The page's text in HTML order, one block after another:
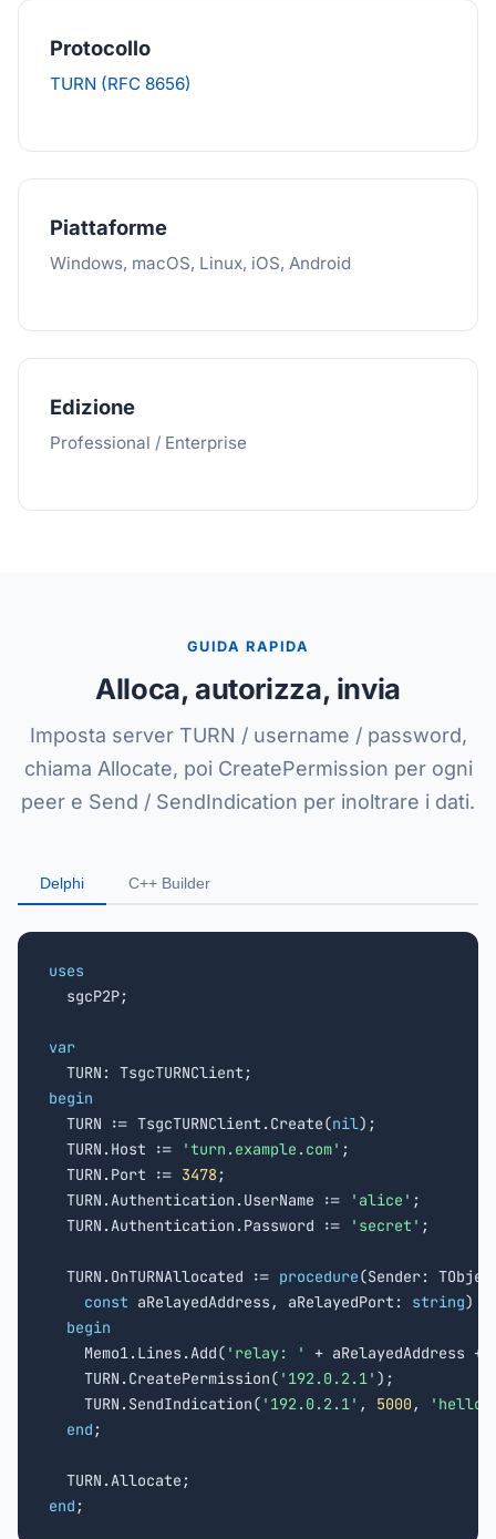
Protocollo
TURN (RFC 8656)
Piattaforme
Windows, macOS, Linux, iOS, Android
Edizione
Professional / Enterprise
GUIDA RAPIDA
Alloca, autorizza, invia
Imposta server TURN / username / password,
chiama Allocate, poi CreatePermission per ogni
peer e Send / SendIndication per inoltrare i dati.
Delphi C++ Builder
uses
sgcP2P;
var
begin
TURN := TsgcTURNClient.Create(nil);
  TURN.Host :=
'turn.example.com' ;
  TURN.Port :=
3478 ;
  TURN.Authentication.UserName :=
'alice' ;
  TURN.Authentication.Password :=
'secret' ;
  TURN.OnTURNAllocated :=
procedure(Sender:
const aRelayedAddress, aRelayedPort: string)
begin
    Memo1.Lines.Add(
'relay: ' + aRelayedAddress +
    TURN.CreatePermission(
'192.0.2.1' );
    TURN.SendIndication(
'192.0.2.1' , 5000 ,
'hello
end ;
end ;